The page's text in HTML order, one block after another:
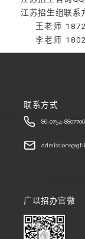
江苏招生组联系
王老师
李老师
联系方式
86-0754-
广以招办官微